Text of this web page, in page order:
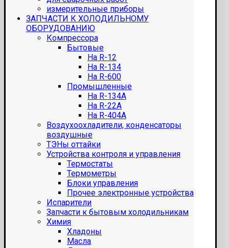
измерительные приборы
ЗАПЧАСТИ К ХОЛОДИЛЬНОМУ
ОБОРУДОВАНИЮ
Компрессора
Бытовые
На R-12
На R-134
На R-600
Промышленные
На R-134A
На R-22A
На R-404A
Воздухоохладители, конденсаторы
воздушные
ТЭНы оттайки
Устройства контроля и управления
Термостаты
Термометры
Блоки управления
Прочее электронные устройства
Испарители
Запчасти к бытовым холодильникам
Химия
Хладоны
Масла